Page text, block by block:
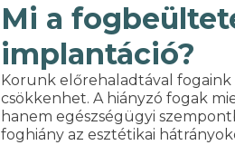
Mi a
implantáció?
Korunk előrehaladtával
csökkenhet. A hiányzó fogak
hanem egészségügyi
foghiány az esztétikai